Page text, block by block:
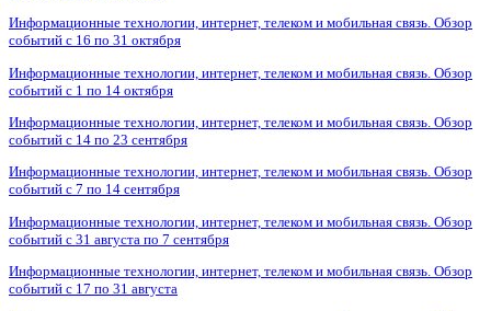
Информационные технологии, интернет, телеком и мобильная связь. Обзор
событий с 16 по 31 октября
Информационные технологии, интернет, телеком и мобильная связь. Обзор
событий с 1 по 14 октября
Информационные технологии, интернет, телеком и мобильная связь. Обзор
событий с 14 по 23 сентября
Информационные технологии, интернет, телеком и мобильная связь. Обзор
событий с 7 по 14 сентября
Информационные технологии, интернет, телеком и мобильная связь. Обзор
событий с 31 августа по 7 сентября
Информационные технологии, интернет, телеком и мобильная связь. Обзор
событий с 17 по 31 августа